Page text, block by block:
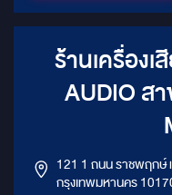
ร้านเครื่อง
AUDIO สาขาราชพฤกษ์ ( Vivi
121 1 ถนน ราชพฤกษ์
กรุงเทพมหานคร